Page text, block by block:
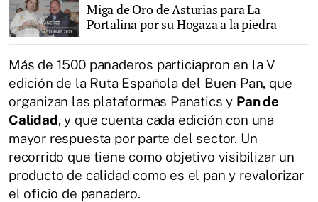
Miga de Oro de Asturias para La
Portalina por su Hogaza a la piedra
Más de 1500 panaderos particiapron en la V
edición de la Ruta Española del Buen Pan, que
organizan las plataformas Panatics y Pan de
Calidad, y que cuenta cada edición con una
mayor respuesta por parte del sector. Un
recorrido que tiene como objetivo visibilizar un
producto de calidad como es el pan y revalorizar
el oficio de panadero.